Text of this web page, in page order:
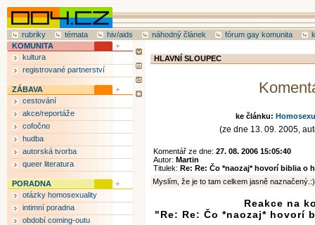
rubriky témata hiv/aids náhodný článek fórum gay komunita
HLAVNÍ SLOUPEC
ke článku:
(ze dne 13. 09. 2005,
Komentář ze dne: 27. 08. 2006 15:05:40
Autor: Martin
Titulek: Re: Re: Čo *naozaj* hovorí biblia o
Myslím, že je to tam celkem jasně naznačený.:)
Reakce na
"Re: Re: Čo *naozaj* hovorí
KOMUNITA
kultura
registrované partnerství
ZÁBAVA
cestování
akce/reportáže
cofočno
hudba
autorská tvorba
queer literatura
PORADNA
otázky homosexuality
intimní poradna
období coming-outu